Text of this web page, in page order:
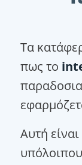
Τα
πως το
Αυτή